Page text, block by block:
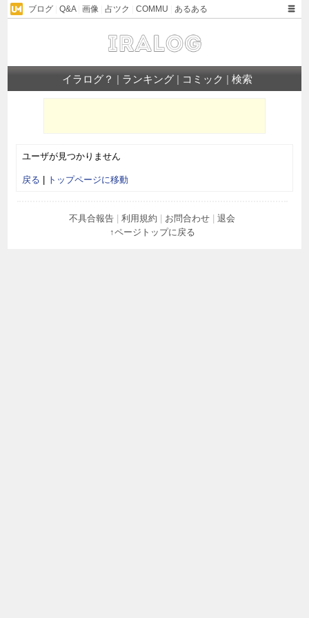
ブログ |Q&A|画像 |占ツク |COMMU |あるある
イラログ？ | ランキング | コミック | 検索
ユーザが見つかりません
戻る トップページに移動
不具合報告 利用規約 お問合わせ
退会
↑ページトップに戻る